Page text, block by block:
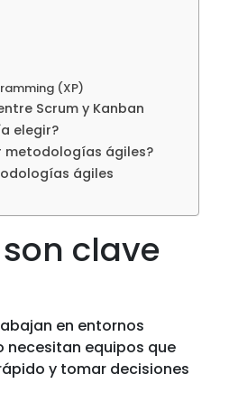
(XP)
Scrum y Kanban
elegir?
metodologías ágiles?
ágiles
clave
en entornos
necesitan equipos que
y tomar decisiones